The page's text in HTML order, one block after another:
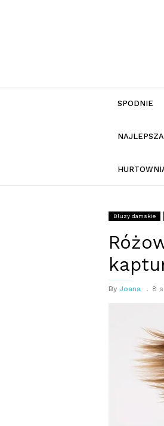
SPODNIE
Bluzy damskie
By Joana 8